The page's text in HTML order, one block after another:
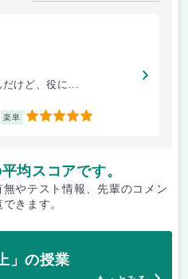
だけど、役に...
楽単 5
均スコアです。
やテスト情報、先輩のコメン
できます。
」の授業